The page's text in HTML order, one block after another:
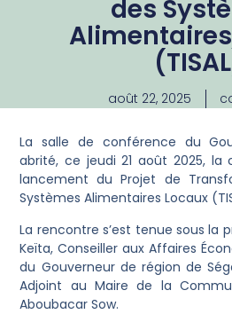
des
août 22, 2025
La salle de conférence du
abrité, ce jeudi 21 août 2025, la
lancement du Projet de
Systèmes Alimentaires Locaux
La rencontre s’est tenue sous la
Keïta, Conseiller aux Affaires
du Gouverneur de région de
Adjoint au Maire de la
Aboubacar Sow.